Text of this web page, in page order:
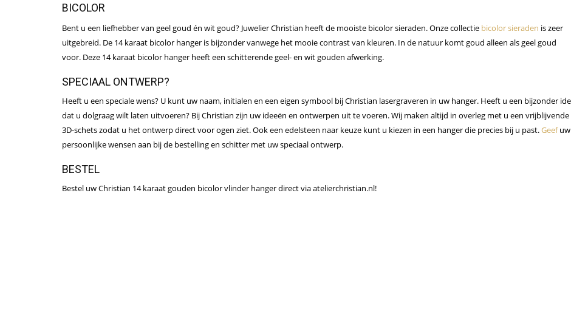
BICOLOR
Bent u een liefhebber van geel goud én wit goud? Juwelier Christian heeft de mooiste bicolor sieraden. Onze collectie bicolor sieraden is zeer
uitgebreid. De 14 karaat bicolor hanger is bijzonder vanwege het mooie contrast van kleuren. In de natuur komt goud alleen als geel goud
voor. Deze 14 karaat bicolor hanger heeft een schitterende geel- en wit gouden afwerking.
SPECIAAL ONTWERP?
Heeft u een speciale wens? U kunt uw naam, initialen en een eigen symbool bij Christian lasergraveren in uw hanger. Heeft u een bijzonder
dat u dolgraag wilt laten uitvoeren? Bij Christian zijn uw ideeën en ontwerpen uit te voeren. Wij maken altijd in overleg met u een vrijblijvende
3D-schets zodat u het ontwerp direct voor ogen ziet. Ook een edelsteen naar keuze kunt u kiezen in een hangerdie precies bij u past.Geefuw
persoonlijke wensen aan bij de bestelling en schitter met uw speciaal ontwerp.
BESTEL
Bestel uw Christian 14 karaat gouden bicolor vlinder hanger direct via atelierchristian.nl!